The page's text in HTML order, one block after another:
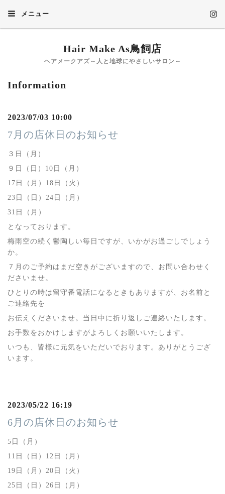
メニュー
Hair Make As鳥飼店
ヘアメークアズ～人と地球にやさしいサロン～
Information
2023/07/03 10:00
7月の店休日のお知らせ
３日（月）
９日（日）10日（月）
17日（月）18日（火）
23日（日）24日（月）
31日（月）
となっております。
梅雨空の続く鬱陶しい毎日ですが、いかがお過ごしでしょう
か。
７月のご予約はまだ空きがございますので、お問い合わせく
ださいませ。
ひとりの時は留守番電話になるときもありますが、お名前と
ご連絡先を
お伝えくださいませ。当日中に折り返しご連絡いたします。
お手数をおかけしますがよろしくお願いいたします。
いつも、皆様に元気をいただいでおります。ありがとうござ
います。
2023/05/22 16:19
6月の店休日のお知らせ
5日（月）
11日（日）12日（月）
19日（月）20日（火）
25日（日）26日（月）